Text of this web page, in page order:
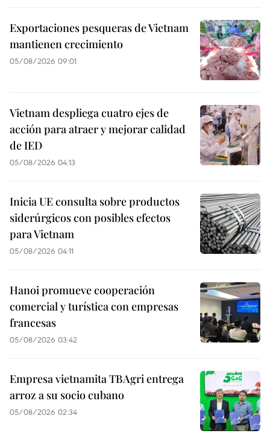
Exportaciones pesqueras de Vietnam
mantienen crecimiento
05/08/2026 09:01
Vietnam despliega cuatro ejes de
acción para atraer y mejorar calidad
de IED
05/08/2026 04:13
Inicia UE consulta sobre productos
siderúrgicos con posibles efectos
para Vietnam
05/08/2026 04:11
Hanoi promueve cooperación
comercial y turística con empresas
francesas
05/08/2026 03:42
Empresa vietnamita TBAgri entrega
arroz a su socio cubano
05/08/2026 02:34